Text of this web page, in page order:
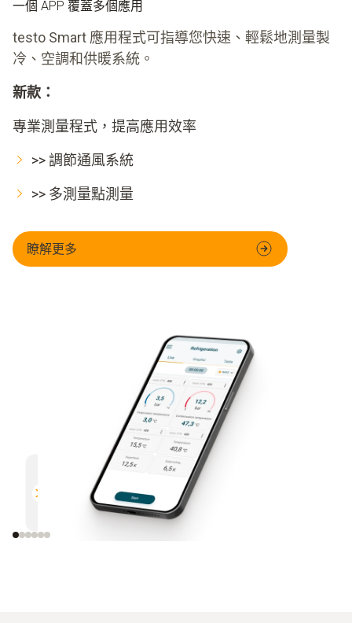
一個 APP 覆蓋多個應用
testo Smart 應用程式可指導您快速、輕鬆地測量製
冷、空調和供暖系統。
新款：
專業測量程式，提高應用效率
>> 調節通風系統
>> 多測量點測量
瞭解更多
與所有支援藍牙的德圖測量儀器相